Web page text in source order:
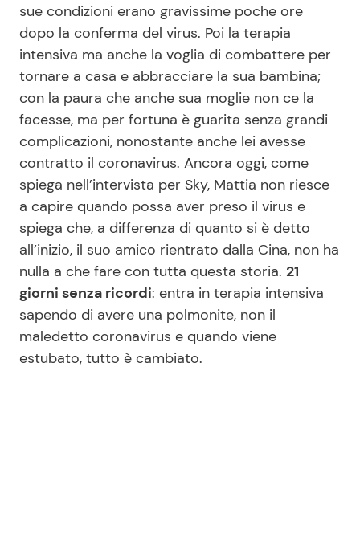
Viaggi e Turismo
Festività
Ricette Feste
Ricette per Bambini
Seguici
Info
Chi siamo
Disclaimer e Privacy
Redazione
Contattaci
sue condizioni erano gravissime poche ore
dopo la conferma del virus. Poi la terapia
intensiva ma anche la voglia di combattere per
tornare a casa e abbracciare la sua bambina;
con la paura che anche sua moglie non ce la
facesse, ma per fortuna è guarita senza grandi
complicazioni, nonostante anche lei avesse
contratto il coronavirus. Ancora oggi, come
spiega nell’intervista per Sky, Mattia non riesce
a capire quando possa aver preso il virus e
spiega che, a differenza di quanto si è detto
all’inizio, il suo amico rientrato dalla Cina, non ha
nulla a che fare con tutta questa storia. 21
giorni senza ricordi: entra in terapia intensiva
sapendo di avere una polmonite, non il
maledetto coronavirus e quando viene
estubato, tutto è cambiato.